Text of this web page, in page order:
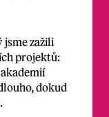
jsme zažili
projektů:
dokud